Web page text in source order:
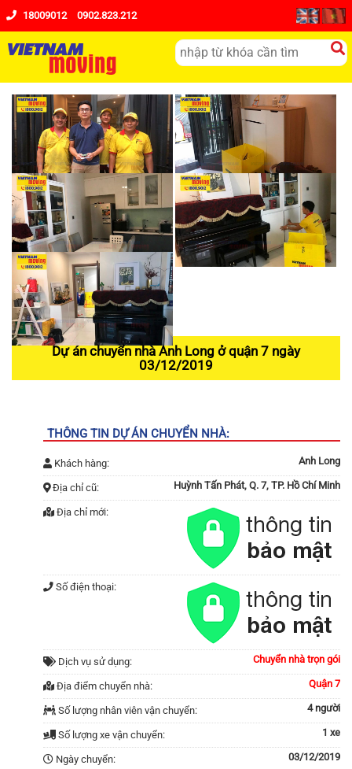
18009012 0902.823.212
Dự án chuyển nhà Anh Long ở quận 7 ngày
03/12/2019
THÔNG TIN DỰ ÁN CHUYỂN NHÀ:
Khách hàng: Anh Long
Địa chỉ cũ: Huỳnh Tấn Phát, Q. 7, TP. Hồ Chí Minh
Địa chỉ mới:
Số điện thoại:
Dịch vụ sử dụng: Chuyển nhà trọn gói
Địa điểm chuyển nhà: Quận 7
Số lượng nhân viên vận chuyển: 4 người
Số lượng xe vận chuyển: 1 xe
Ngày chuyển: 03/12/2019